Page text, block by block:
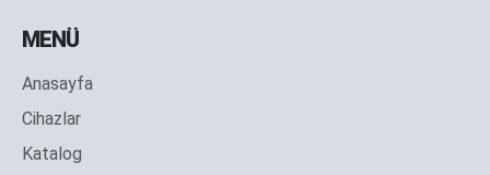
MENÜ
Anasayfa
Cihazlar
Katalog